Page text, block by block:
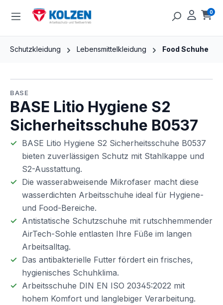
Zum Hauptinhalt springen 0
Schutzkleidung Lebensmittelkleidung Food Schuhe
BASE
BASE Litio Hygiene S2
Sicherheitsschuhe B0537
BASE Litio Hygiene S2 Sicherheitsschuhe B0537
bieten zuverlässigen Schutz mit Stahlkappe und
S2-Ausstattung.
Die wasserabweisende Mikrofaser macht diese
wasserdichten Arbeitsschuhe ideal für Hygiene-
und Food-Bereiche.
Antistatische Schutzschuhe mit rutschhemmender
AirTech-Sohle entlasten Ihre Füße im langen
Arbeitsalltag.
Das antibakterielle Futter fördert ein frisches,
hygienisches Schuhklima.
Arbeitsschuhe DIN EN ISO 20345:2022 mit
hohem Komfort und langlebiger Verarbeitung.